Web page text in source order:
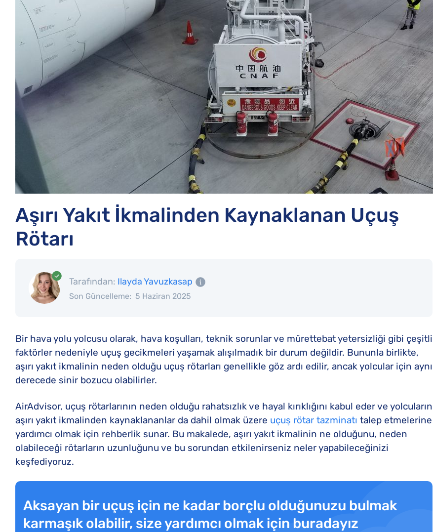
Qatar Airways Tazminatı
SunExpress Tazminatı
Corendon Tazminatı
Aşırı Yakıt İkmalinden Kaynaklanan Uçuş
Rötarı
Tarafından: Ilayda Yavuzkasap
Son Güncelleme: 5 Haziran 2025
Bir hava yolu yolcusu olarak, hava koşulları, teknik sorunlar ve mürettebat yetersizliği gibi çeşitli
faktörler nedeniyle uçuş gecikmeleri yaşamak alışılmadık bir durum değildir. Bununla birlikte,
aşırı yakıt ikmalinin neden olduğu uçuş rötarları genellikle göz ardı edilir, ancak yolcular için aynı
derecede sinir bozucu olabilirler.
AirAdvisor, uçuş rötarlarının neden olduğu rahatsızlık ve hayal kırıklığını kabul eder ve yolcuların
aşırı yakıt ikmalinden kaynaklananlar da dahil olmak üzere uçuş rötar tazminatı talep etmelerine
yardımcı olmak için rehberlik sunar. Bu makalede, aşırı yakıt ikmalinin ne olduğunu, neden
olabileceği rötarların uzunluğunu ve bu sorundan etkilenirseniz neler yapabileceğinizi
keşfediyoruz.
Aksayan bir uçuş için ne kadar borçlu olduğunuzu bulmak
karmaşık olabilir, size yardımcı olmak için buradayız